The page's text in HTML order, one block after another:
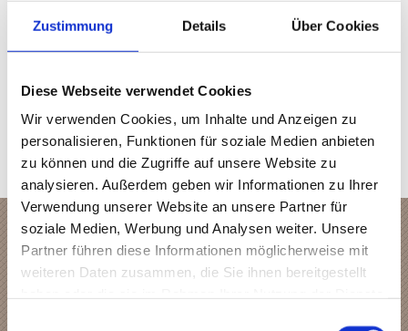
Zustimmung Details Über Cookies
Diese Webseite verwendet Cookies
Wir verwenden Cookies, um Inhalte und Anzeigen zu
personalisieren, Funktionen für soziale Medien anbieten
zu können und die Zugriffe auf unsere Website zu
analysieren. Außerdem geben wir Informationen zu Ihrer
Verwendung unserer Website an unsere Partner für
soziale Medien, Werbung und Analysen weiter. Unsere
Partner führen diese Informationen möglicherweise mit
weiteren Daten zusammen, die Sie ihnen bereitgestellt
Jezt anfragen